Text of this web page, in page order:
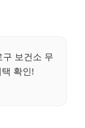
보건소 무
확인!